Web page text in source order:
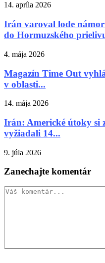
14. apríla 2026
Irán varoval lode
do Hormuzského
4. mája 2026
Magazín Time Out
v oblasti...
14. mája 2026
Irán: Americké útoky si
vyžiadali 14...
9. júla 2026
Zanechajte komentár